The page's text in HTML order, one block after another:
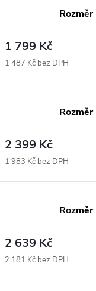
1 799 Kč
1 487 Kč bez DPH
2 399 Kč
1 983 Kč bez DPH
2 639 Kč
2 181 Kč bez DPH